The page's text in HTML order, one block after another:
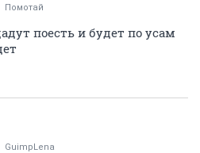
Помотай
поесть и будет по усам
GuimpLena